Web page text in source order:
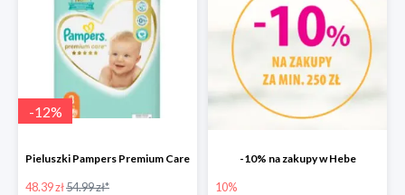
-12%
Pieluszki Pampers Premium Care
48.39 zł54.99 zł*
-10% na zakupy w Hebe
10%